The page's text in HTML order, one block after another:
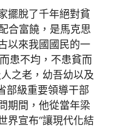
擺脫了千年絕對貧
合富饒，是馬克思
以來我國國民的一
患不均，不患貧而
人之老，幼吾幼以及
部級重要領導干部
期間，他從當年梁
界宣布“讓現代化結